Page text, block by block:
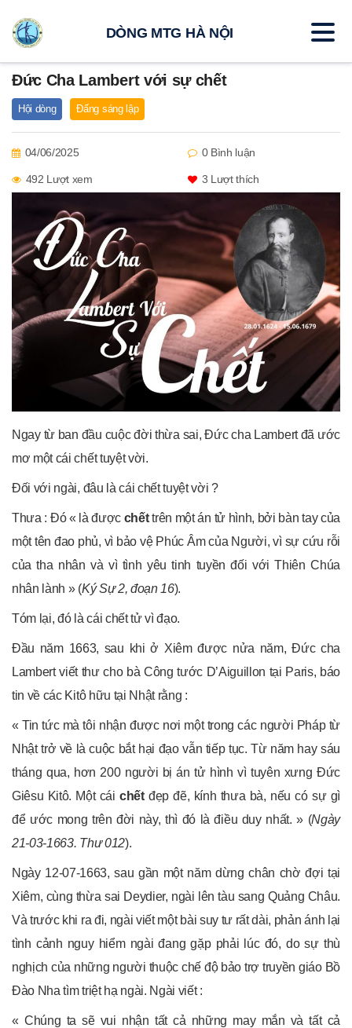
Đức Cha Lambert với sự chết
Hội dòng Đấng sáng lập
04/06/2025 0 Bình luận
492 Lượt xem 3 Lượt thích
Ngay từ ban đầu cuộc đời thừa sai, Đức cha Lambert đã ước
mơ một cái chết tuyệt vời.
Đối với ngài, đâu là cái chết tuyệt vời ?
Thưa : Đó « là được chếttrên một án tử hình, bởi bàn tay của
một tên đao phủ, vì bảo vệ Phúc Âm của Người, vì sự cứu rỗi
của tha nhân và vì tình yêu tinh tuyền đối với Thiên Chúa
nhân lành » (Ký Sự 2, đoạn 16).
Tóm lại, đó là cái chết tử vì đạo.
Đầu năm 1663, sau khi ở Xiêm được nửa năm, Đức cha
Lambert viết thư cho bà Công tước D’Aiguillon tại Paris, báo
tin về các Kitô hữu tại Nhật rằng :
« Tin tức mà tôi nhận được nơi một trong các người Pháp từ
Nhật trở về là cuộc bắt hại đạo vẫn tiếp tục. Từ năm hay sáu
tháng qua, hơn 200 người bị án tử hình vì tuyên xưng Đức
Giêsu Kitô. Một cáichếtđẹp đẽ, kính thưa bà, nếu có sự gì
để ước mong trên đời này, thì đó là điều duy nhất. » (Ngày
21-03-1663. Thư 012).
Ngày 12-07-1663, sau gần một năm dừng chân chờ đợi tại
Xiêm, cùng thừa sai Deydier, ngài lên tàu sang Quảng Châu.
Và trước khi ra đi, ngài viết một bài suy tư rất dài, phản ánh lại
tình cảnh nguy hiểm ngài đang gặp phải lúc đó, do sự thù
nghịch của những người thuộc chế độ bảo trợ truyền giáo Bồ
Đào Nha tìm triệt hạ ngài. Ngài viết :
« Chúng ta sẽ vui nhận tất cả những may mắn và tất cả
DÒNG MTG HÀ NỘI